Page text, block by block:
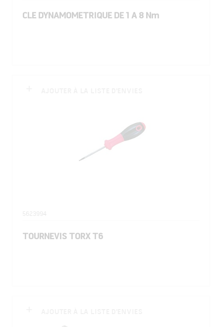
CLE DYNAMOMETRIQUE DE 1 A 8 Nm
5623994
TOURNEVIS TORX T6